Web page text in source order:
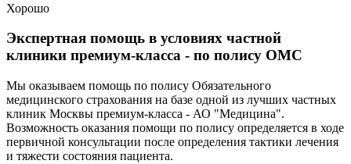
Хорошо
Экспертная помощь в условиях частной
клиники премиум-класса - по полису ОМС
Мы оказываем помощь по полису Обязательного
медицинского страхования на базе одной из лучших частных
клиник Москвы премиум-класса - АО "Медицина".
Возможность оказания помощи по полису определяется в ходе
первичной консультации после определения тактики лечения
и тяжести состояния пациента.